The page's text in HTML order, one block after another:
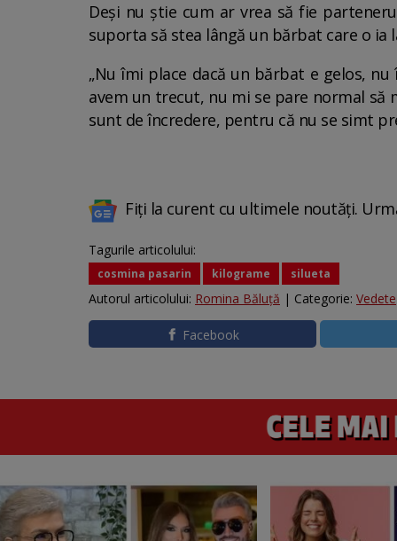
Deși nu știe cum ar vrea să fie
suporta să stea lângă un bărbat care o
„Nu îmi place dacă un bărbat e gelos,
avem un trecut, nu mi se pare normal să
sunt de încredere, pentru că nu se simt
Fiți la curent cu ultimele noutăți.
Tagurile articolului:
cosmina pasarin kilograme silueta
Autorul articolului: Romina Băluță | Categorie: Vedete
Facebook